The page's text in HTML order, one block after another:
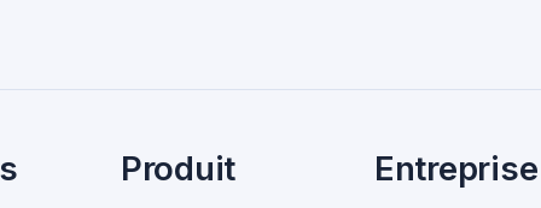
Produit Entreprise